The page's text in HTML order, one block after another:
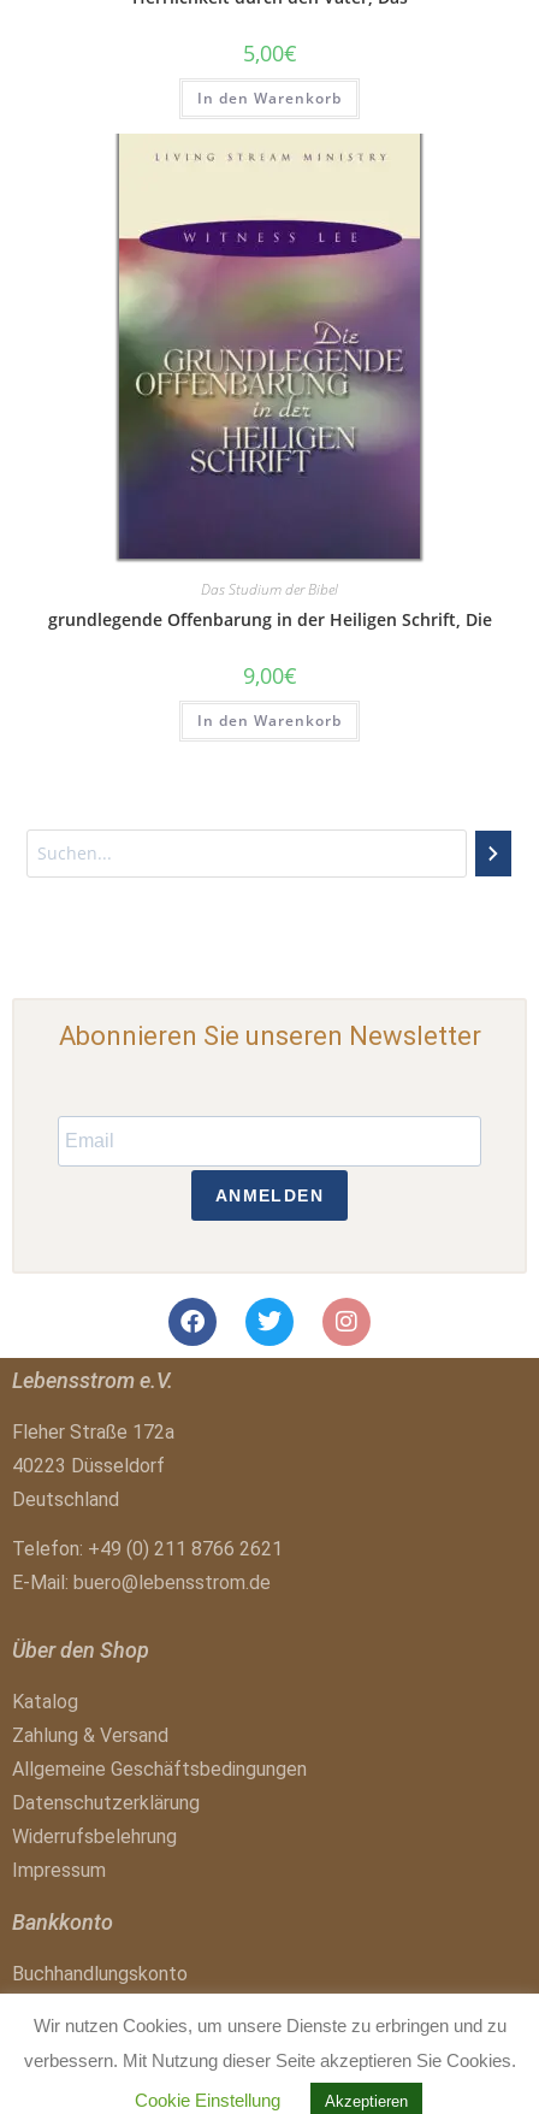
5,00€
In den Warenkorb
Das Studium der Bibel
grundlegende Offenbarung in der Heiligen Schrift, Die
9,00€
In den Warenkorb
Abonnieren Sie unseren Newsletter
ANMELDEN
Lebensstrom e.V.
Fleher Straße 172a
40223 Düsseldorf
Deutschland
Telefon: +49 (0) 211 8766 2621
E-Mail: buero@lebensstrom.de
Über den Shop
Katalog
Zahlung & Versand
Allgemeine Geschäftsbedingungen
Datenschutzerklärung
Widerrufsbelehrung
Impressum
Bankkonto
Buchhandlungskonto
Wir nutzen Cookies, um unsere Dienste zu erbringen und zu
verbessern. Mit Nutzung dieser Seite akzeptieren Sie Cookies.
Cookie Einstellung
Akzeptieren